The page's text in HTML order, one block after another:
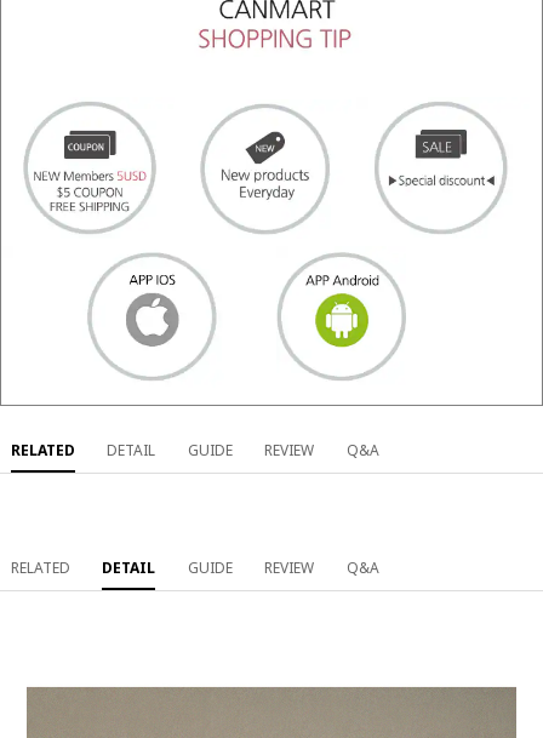
RELATED DETAIL GUIDE REVIEW Q&A
RELATED DETAIL GUIDE REVIEW Q&A